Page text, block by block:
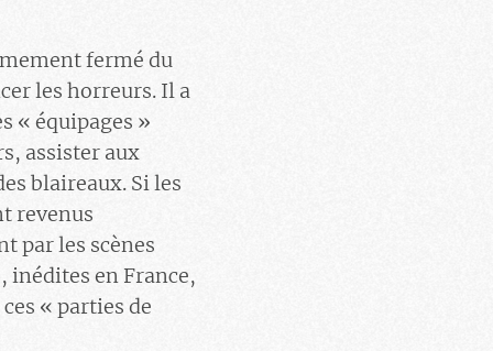
fermé du
les horreurs. Il a
« équipages »
assister aux
blaireaux. Si les
revenus
par les scènes
en France,
« parties de